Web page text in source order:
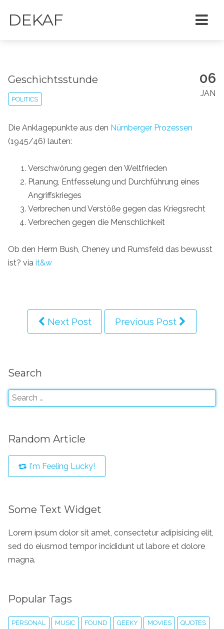
DEKAF
06
JAN
Geschichtsstunde
POLITICS
Die Anklagepunkte aus den Nürnberger Prozessen
(1945/46) lauten:
Verschwörung gegen den Weltfrieden
Planung, Entfesselung und Durchführung eines
Angriffskrieges
Verbrechen und Verstöße gegen das Kriegsrecht
Verbrechen gegen die Menschlichkeit
Ob den Herrn Bush, Cheney und Rumsfeld das bewusst
ist? via it&w
Next Post Previous Post
Search
Random Article
I'm Feeling Lucky!
Some Text Widget
Lorem ipsum dolor sit amet, consectetur adipisicing elit,
sed do eiusmod tempor incididunt ut labore et dolore
magna.
Popular Tags
PERSONAL MUSIC FOUND GEEKY MOVIES QUOTES